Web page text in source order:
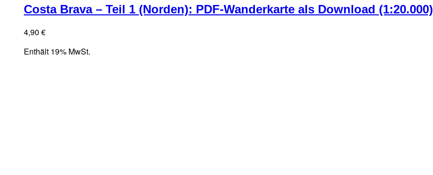
Costa Brava – Teil 1 (Norden): PDF-Wanderkarte als Download (1:20.000)
4,90 €
Enthält 19% MwSt.